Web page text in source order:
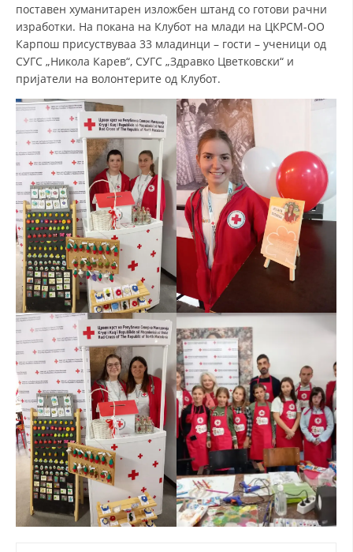
поставен хуманитарен изложбен штанд со готови рачни
изработки. На покана на Клубот на млади на ЦКРСМ-ОО
Карпош присуствуваа 33 младинци – гости – ученици од
СУГС „Никола Карев“, СУГС „Здравко Цветковски“ и
пријатели на волонтерите од Клубот.